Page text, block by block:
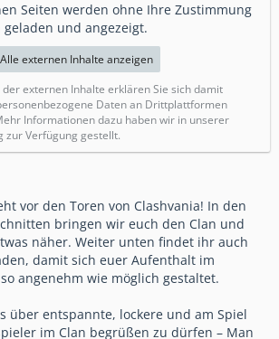
Seiten werden ohne Ihre Zustimmung
und angezeigt.
Alle externen Inhalte anzeigen
externen Inhalte erklären Sie sich damit
Daten an Drittplattformen
Informationen dazu haben wir in unserer
zur Verfügung gestellt.
vor den Toren von Clashvania! In den
bringen wir euch den Clan und
näher. Weiter unten findet ihr auch
damit sich euer Aufenthalt im
angenehm wie möglich gestaltet.
über entspannte, lockere und am Spiel
im Clan begrüßen zu dürfen – Man